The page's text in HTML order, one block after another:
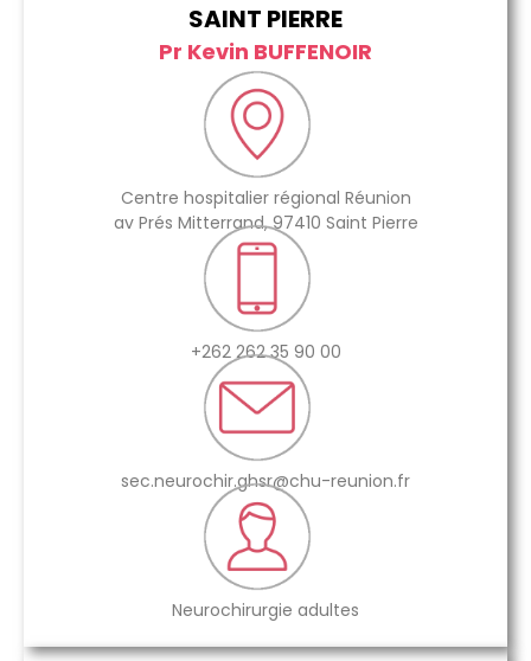
SAINT PIERRE
Pr Kevin BUFFENOIR
Centre hospitalier régional Réunion
av Prés Mitterrand, 97410 Saint Pierre
+262 262 35 90 00
sec.neurochir.ghsr@chu-reunion.fr
Neurochirurgie adultes